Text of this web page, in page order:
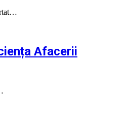
Afacerii